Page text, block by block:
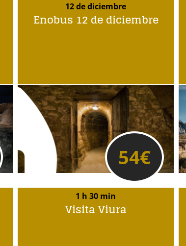
1 h 30 min
Visita Viura
12 de diciembre
Enobus 12 de diciembre
54€